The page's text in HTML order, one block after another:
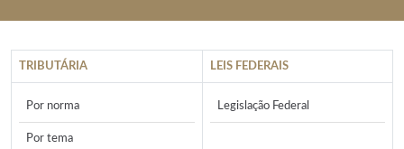
TRIBUTÁRIA LEIS FEDERAIS
Por norma
Por tema
Legislação Federal